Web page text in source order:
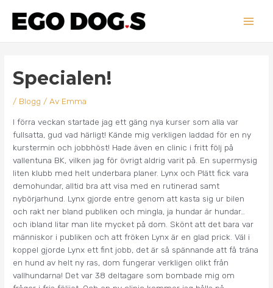
innehåll
Specialen!
/ Blogg / Av Emma
I förra veckan startade jag ett gäng nya kurser som alla var
fullsatta, gud vad härligt! Kände mig verkligen laddad för en ny
kurstermin och jobbhöst! Hade även en clinic i fritt följ på
vallentuna BK, vilken jag för övrigt aldrig varit på. En supermysig
liten klubb med helt underbara planer. Lynx och Plätt fick vara
demohundar, alltid bra att visa med en rutinerad samt
nybörjarhund. Lynx gjorde entre genom att kasta sig ur bilen
och rakt ner bland publiken och mingla, ja hundar är hundar…
och ibland litar man lite mycket på dom. Skönt att det bara var
människor i publiken och att fröken Lynx är en glad prick. Väl i
koppel gjorde Lynx ett fint jobb, det är så spännande att få träna
en hund av helt ny ras, dom fungerar verkligen olikt från
vallhundarna! Det var 38 deltagare som bombade mig om